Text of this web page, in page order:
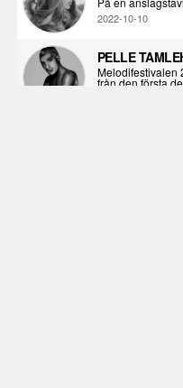
2022-10-10
PELLE
Melodifestivalen
från den första